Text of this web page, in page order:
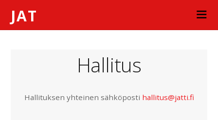
JAT
Hallitus
Hallituksen yhteinen sähköposti hallitus@jatti.fi